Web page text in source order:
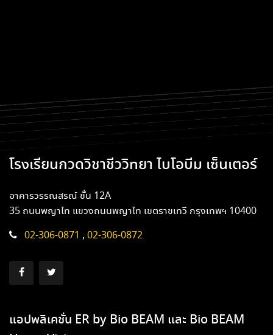
โรงเรียนกวดวิชาชีววิทยา ไบโอบีม เซ็นเตอร์
อาคารวรรณสรณ์ ชั้น 12A
35 ถนนพญาไท แขวงถนนพญาไท เขตราชเทวี กรุงเทพฯ 10400
02-306-0871 , 02-306-0872
แอปพลิเคชั่น ER by Bio BEAM และ Bio BEAM